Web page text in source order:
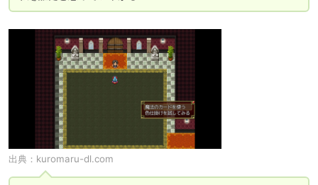
出典： kuromaru-dl.com